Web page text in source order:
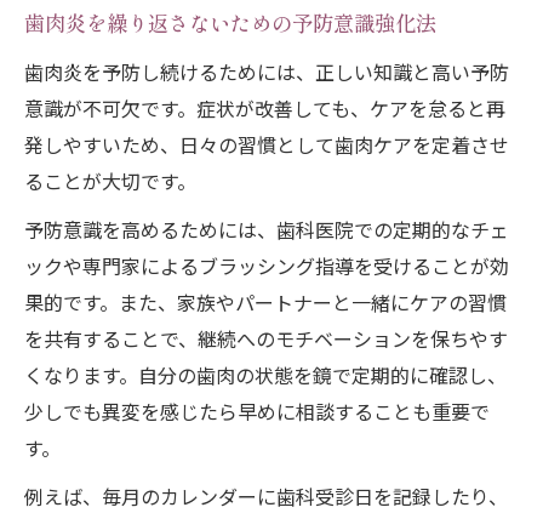
歯肉炎を繰り返さないための予防意識強化法
歯肉炎を予防し続けるためには、正しい知識と高い予防
意識が不可欠です。症状が改善しても、ケアを怠ると再
発しやすいため、日々の習慣として歯肉ケアを定着させ
ることが大切です。
予防意識を高めるためには、歯科医院での定期的なチェ
ックや専門家によるブラッシング指導を受けることが効
果的です。また、家族やパートナーと一緒にケアの習慣
を共有することで、継続へのモチベーションを保ちやす
くなります。自分の歯肉の状態を鏡で定期的に確認し、
少しでも異変を感じたら早めに相談することも重要で
す。
例えば、毎月のカレンダーに歯科受診日を記録したり、